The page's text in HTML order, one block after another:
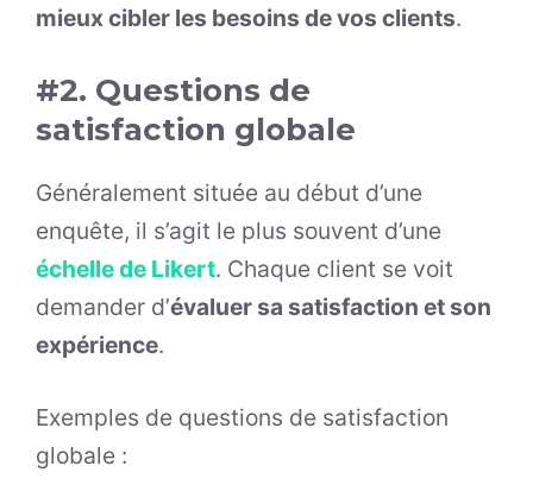
mieux cibler les besoins de vos clients.
#2. Questions de
satisfaction globale
Généralement située au début d’une
enquête, il s’agit le plus souvent d’une
échelle de Likert. Chaque client se voit
demander d’évaluer sa satisfaction et son
expérience.
Exemples de questions de satisfaction
globale :